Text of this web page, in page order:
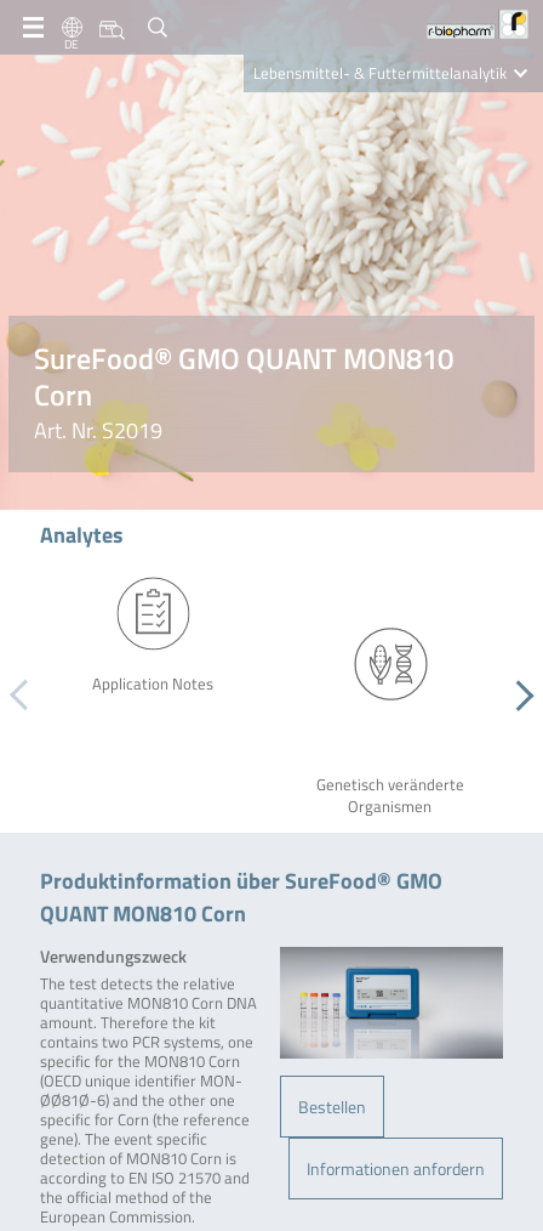
DE
Lebensmittel- & Futtermittelanalytik
Clinical Diagnostics
R-Biopharm AG
Nutrition Care
SureFood® GMO QUANT MON810
Corn
Art. Nr. S2019
Analytes
Application Notes
Genetisch veränderte
Organismen
Produktinformation über SureFood® GMO
QUANT MON810 Corn
Bestellen
Informationen anfordern
Verwendungszweck
The test detects the relative
quantitative MON810 Corn DNA
amount. Therefore the kit
contains two PCR systems, one
specific for the MON810 Corn
(OECD unique identifier MON-
ØØ81Ø-6) and the other one
specific for Corn (the reference
gene). The event specific
detection of MON810 Corn is
according to EN ISO 21570 and
the official method of the
European Commission.